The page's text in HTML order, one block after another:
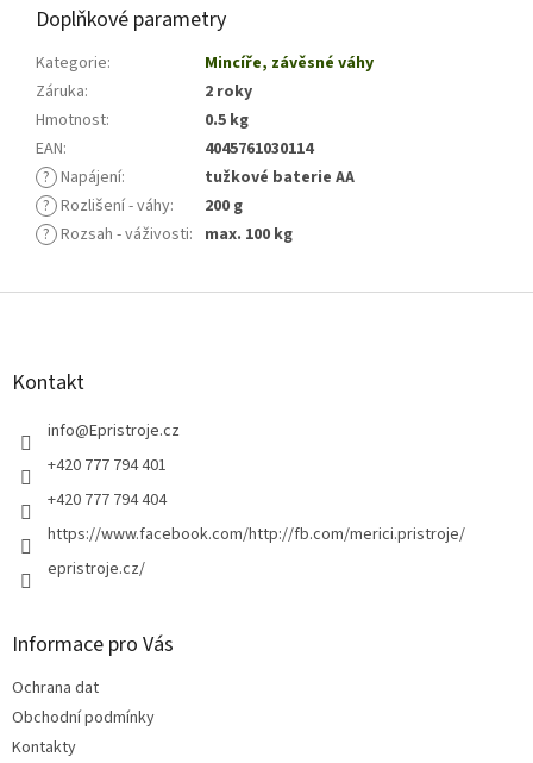
Doplňkové parametry
Kategorie:
Mincíře, závěsné váhy
Záruka:
2 roky
Hmotnost:
0.5 kg
EAN:
4045761030114
? Napájení:
tužkové baterie AA
? Rozlišení - váhy:
200 g
? Rozsah - váživosti: max. 100 kg
Z
Kontakt
info@Epristroje.cz
+420 777 794 401
+420 777 794 404
https://www.facebook.com/http://fb.com/merici.pristroje/
epristroje.cz/
Informace pro Vás
Ochrana dat
Obchodní podmínky
Kontakty